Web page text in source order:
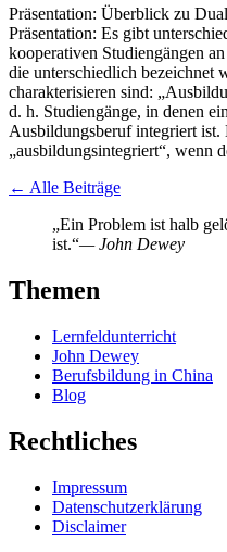
Präsentation: Überblick zu
Präsentation: Es gibt
kooperativen Studiengängen
die unterschiedlich bezeichnet
charakterisieren sind:
d. h. Studiengänge, in denen
Ausbildungsberuf integriert
„ausbildungsintegriert“, wenn
← Alle Beiträge
„Ein Problem ist halb
ist.“— John Dewey
Themen
Lernfeldunterricht
John Dewey
Berufsbildung in China
Blog
Rechtliches
Impressum
Datenschutzerklärung
Disclaimer